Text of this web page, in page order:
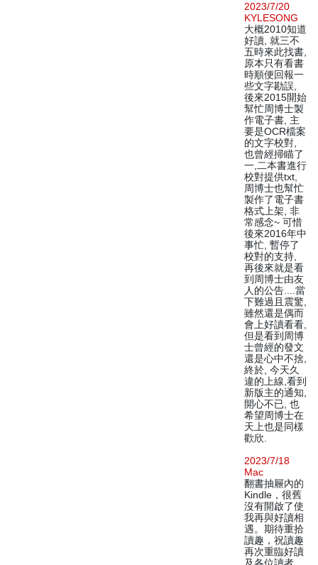
2023/7/20
KYLESONG
大概2010知道
好讀, 就三不
五時來此找書,
原本只有看書
時順便回報一
些文字勘誤,
後來2015開始
幫忙周博士製
作電子書, 主
要是OCR檔案
的文字校對,
也曾經掃瞄了
一,二本書進行
校對提供txt,
周博士也幫忙
製作了電子書
格式上架, 非
常感念~ 可惜
後來2016年中
事忙, 暫停了
校對的支持,
再後來就是看
到周博士由友
人的公告....當
下難過且震驚,
雖然還是偶而
會上好讀看看,
但是看到周博
士曾經的發文
還是心中不捨,
終於, 今天久
違的上線,看到
新版主的通知,
開心不已, 也
希望周博士在
天上也是同樣
歡欣.
2023/7/18
Mac
翻書抽屜內的
Kindle，很舊
沒有開啟了使
我再與好讀相
遇。期待重拾
讀趣，祝讀趣
再次重臨好讀